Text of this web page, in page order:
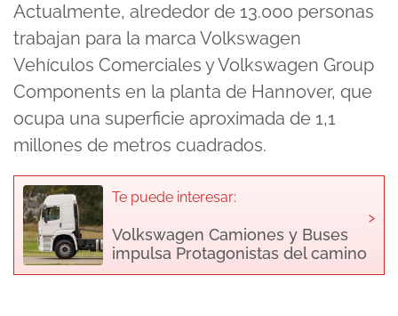
Actualmente, alrededor de 13.000 personas
trabajan para la marca Volkswagen
Vehículos Comerciales y Volkswagen Group
Components en la planta de Hannover, que
ocupa una superficie aproximada de 1,1
millones de metros cuadrados.
Te puede interesar:
Volkswagen Camiones y Buses
impulsa Protagonistas del camino
›